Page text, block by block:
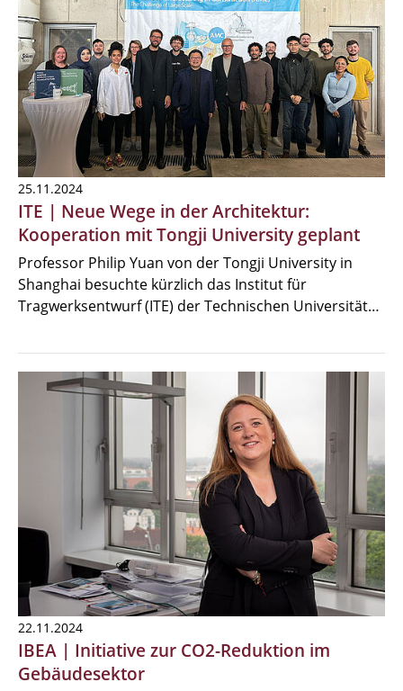
25.11.2024
ITE | Neue Wege in der Architektur:
Kooperation mit Tongji University geplant
Professor Philip Yuan von der Tongji University in
Shanghai besuchte kürzlich das Institut für
Tragwerksentwurf (ITE) der Technischen Universität…
22.11.2024
IBEA | Initiative zur CO2-Reduktion im
Gebäudesektor